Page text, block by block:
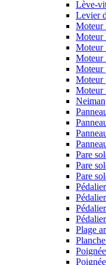
Lève-
Levier
Moteur
Moteur
Moteur
Moteur
Moteur
Moteur
Moteur
Neiman
Pare
Pare
Pare
Pédalier
Plage